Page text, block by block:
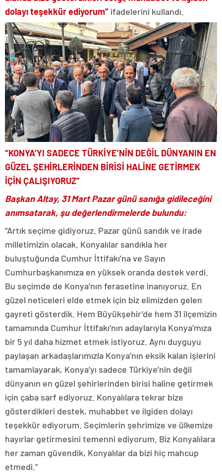
dolayı teşekkür ediyorum” ifadelerini kullandı.
“KONYA’YI SADECE TÜRKİYE’NİN DEĞİL DÜNYANIN EN
GÜZEL ŞEHİRLERİNDEN BİRİSİ HALİNE GETİRMEK
İÇİN ÇALIŞIYORUZ”
Başkan Altay, 31 Mart Pazar günü sanığa gidileceğini
anımsatarak, şu değerlendirmelerde bulundu:
“Artık seçime gidiyoruz. Pazar günü sandık ve irade
milletimizin olacak. Konyalılar sandıkla her
buluştuğunda Cumhur İttifakı’na ve Sayın
Cumhurbaşkanımıza en yüksek oranda destek verdi.
Bu seçimde de Konya’nın ferasetine inanıyoruz. En
güzel neticeleri elde etmek için biz elimizden gelen
gayreti gösterdik. Hem Büyükşehir’de hem 31 ilçemizin
tamamında Cumhur İttifakı’nın adaylarıyla Konya’mıza
bir 5 yıl daha hizmet etmek istiyoruz. Aynı duyguyu
paylaşan arkadaşlarımızla Konya’nın eksik kalan işlerini
tamamlayarak, Konya’yı sadece Türkiye’nin değil
dünyanın en güzel şehirlerinden birisi haline getirmek
için çaba sarf ediyoruz. Konyalılara tekrar bize
gösterdikleri destek, muhabbet ve ilgiden dolayı
teşekkür ediyorum. Seçimlerin şehrimize ve ülkemize
hayırlar getirmesini temenni ediyorum. Biz Konyalılara
her zaman güvendik, Konyalılar da bizi hiç mahcup
etmedi.”